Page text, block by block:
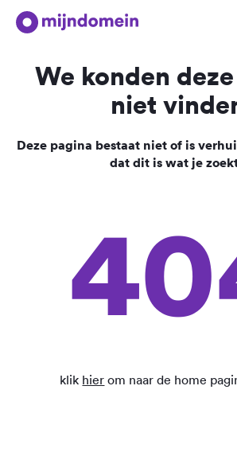
We konden
niet
Deze pagina bestaat niet of is
dat dit is wat je
klik hier om naar de home